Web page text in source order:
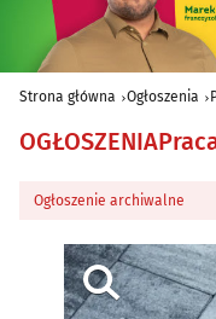
Strona główna Ogłoszenia
OGŁOSZENIA
Ogłoszenie archiwalne